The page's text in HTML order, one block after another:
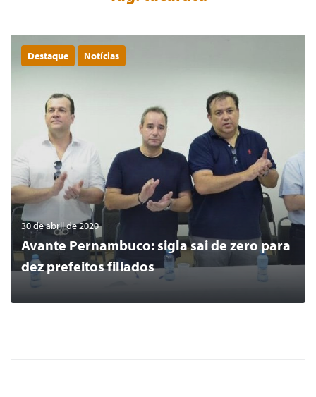
Destaque Notícias
30 de abril de 2020
Avante Pernambuco: sigla sai de zero para
dez prefeitos filiados